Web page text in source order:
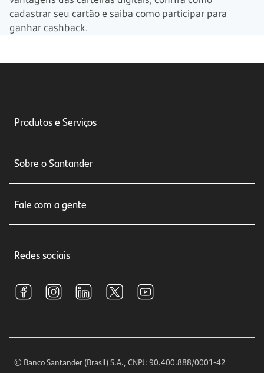
cadastrar seu cartão e saiba como participar para
ganhar cashback.
Produtos e Serviços
Seguros
Crédito e Financiamentos
Investimentos
Sobre o Santander
Relações com Investidores
Fale com a gente
Central de Renegociação
S.A.C
Encontre nossas agências
Horários de Atendimento
Redes sociais
© Banco Santander (Brasil) S.A., CNPJ: 90.400.888/0001-42